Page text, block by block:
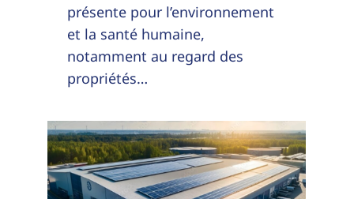
présente pour l’environnement
et la santé humaine,
notamment au regard des
propriétés…